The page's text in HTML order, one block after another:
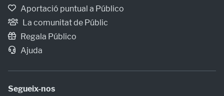
Aportació puntual a Público
La comunitat de Públic
Regala Público
Ajuda
Segueix-nos